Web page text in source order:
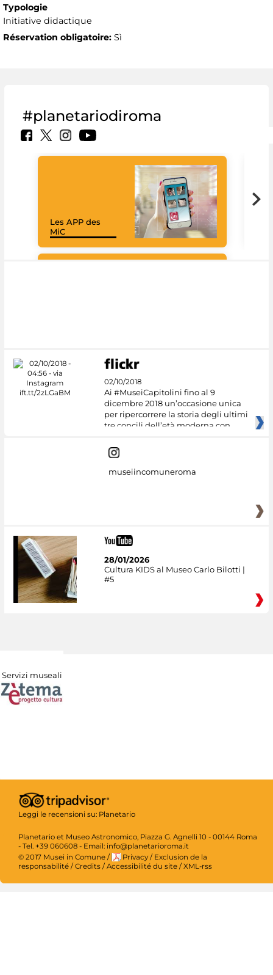
Typologie
Initiative didactique
Réservation obligatoire: Sì
#planetariodiroma
Les APP des
MiC
02/10/2018
Ai #MuseiCapitolini fino al 9
dicembre 2018 un’occasione unica
per ripercorrere la storia degli ultimi
tre concili dell’età moderna con
museiincomuneroma
28/01/2026
Cultura KIDS al Museo Carlo Bilotti |
#5
Servizi museali
Leggi le recensioni su: Planetario
Planetario et Museo Astronomico, Piazza G. Agnelli 10 - 00144 Roma
- Tel. +39 060608 - Email: info@planetarioroma.it
© 2017 Musei in Comune / Privacy / Exclusion de la
responsabilité /Credits /Accessibilité du site /XML-rss